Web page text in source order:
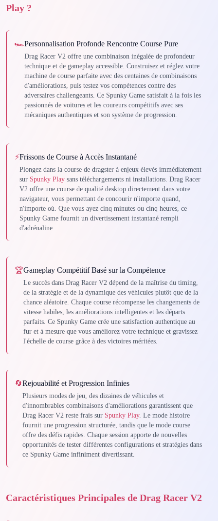
Play ?
🏎️Personnalisation Profonde Rencontre Course Pure
Drag Racer V2 offre une combinaison inégalée de profondeur
technique et de gameplay accessible. Construisez et réglez votre
machine de course parfaite avec des centaines de combinaisons
d'améliorations, puis testez vos compétences contre des
adversaires challengeants. Ce Spunky Game satisfait à la fois les
passionnés de voitures et les coureurs compétitifs avec ses
mécaniques authentiques et son système de progression.
⚡Frissons de Course à Accès Instantané
Plongez dans la course de dragster à enjeux élevés immédiatement
sur Spunky Play sans téléchargements ni installations. Drag Racer
V2 offre une course de qualité desktop directement dans votre
navigateur, vous permettant de concourir n'importe quand,
n'importe où. Que vous ayez cinq minutes ou cinq heures, ce
Spunky Game fournit un divertissement instantané rempli
d'adrénaline.
🏆Gameplay Compétitif Basé sur la Compétence
Le succès dans Drag Racer V2 dépend de la maîtrise du timing,
de la stratégie et de la dynamique des véhicules plutôt que de la
chance aléatoire. Chaque course récompense les changements de
vitesse habiles, les améliorations intelligentes et les départs
parfaits. Ce Spunky Game crée une satisfaction authentique au
fur et à mesure que vous améliorez votre technique et gravissez
l'échelle de course grâce à des victoires méritées.
🔄Rejouabilité et Progression Infinies
Plusieurs modes de jeu, des dizaines de véhicules et
d'innombrables combinaisons d'améliorations garantissent que
Drag Racer V2 reste frais sur Spunky Play. Le mode histoire
fournit une progression structurée, tandis que le mode course
offre des défis rapides. Chaque session apporte de nouvelles
opportunités de tester différentes configurations et stratégies dans
ce Spunky Game infiniment divertissant.
Caractéristiques Principales de Drag Racer V2